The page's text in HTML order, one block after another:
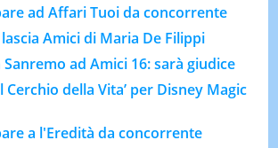
ad Affari Tuoi da concorrente
Amici di Maria De Filippi
ad Amici 16: sarà giudice
Cerchio della Vita’ per Disney Magic
a l'Eredità da concorrente